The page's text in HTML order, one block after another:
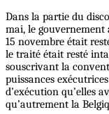
Dans la partie du
mai, le
15 novembre était
le traité était resté
souscrivant la
puissances
d’exécution qu’elles
qu’autrement la